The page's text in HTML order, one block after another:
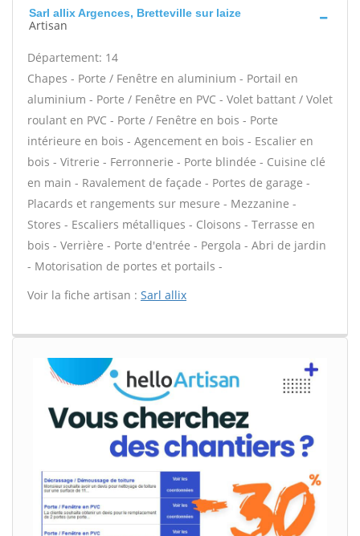
Sarl allix Argences, Bretteville sur laize
Artisan
Département: 14
Chapes - Porte / Fenêtre en aluminium - Portail en
aluminium - Porte / Fenêtre en PVC - Volet battant / Volet
roulant en PVC - Porte / Fenêtre en bois - Porte
intérieure en bois - Agencement en bois - Escalier en
bois - Vitrerie - Ferronnerie - Porte blindée - Cuisine clé
en main - Ravalement de façade - Portes de garage -
Placards et rangements sur mesure - Mezzanine -
Stores - Escaliers métalliques - Cloisons - Terrasse en
bois - Verrière - Porte d'entrée - Pergola - Abri de jardin
- Motorisation de portes et portails -
Voir la fiche artisan : Sarl allix